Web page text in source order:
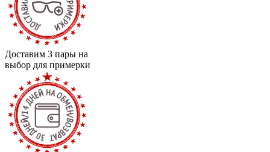
Доставим 3 пары на
выбор для примерки